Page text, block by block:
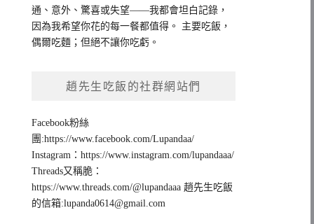
通、意外、驚喜或失望——我都會坦白記錄，
因為我希望你花的每一餐都值得。 主要吃飯，
偶爾吃麵；但絕不讓你吃虧。
趙先生吃飯的社群網站們
Facebook粉絲
團:https://www.facebook.com/Lupandaa/
Instagram：https://www.instagram.com/lupandaaa/
Threads又稱脆：
https://www.threads.com/@lupandaaa 趙先生吃飯
的信箱:lupanda0614@gmail.com